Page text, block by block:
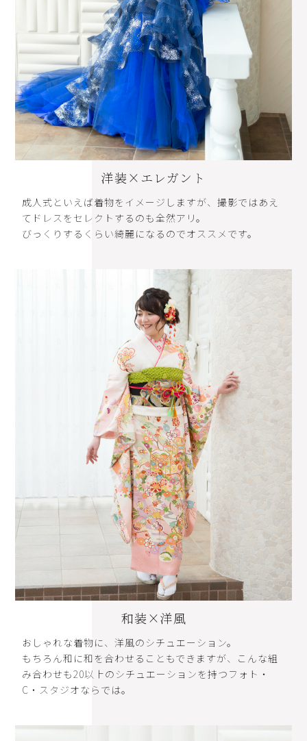
洋装×エレガント
成人式といえば着物をイメージしますが、撮影ではあえ
てドレスをセレクトするのも全然アリ。
びっくりするくらい綺麗になるのでオススメです。
和装×洋風
おしゃれな着物に、洋風のシチュエーション。
もちろん和に和を合わせることもできますが、こんな組
み合わせも20以上のシチュエーションを持つフォト・
C・スタジオならでは。